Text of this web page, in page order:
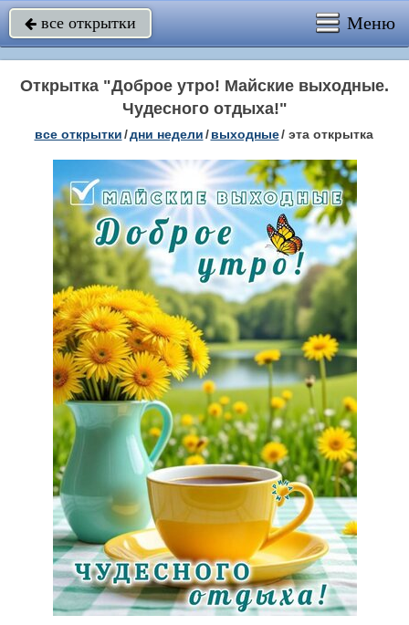
 все открытки Меню
Открытка "Доброе утро! Майские выходные.
Чудесного отдыха!"
все открытки/дни недели/ выходные/ эта открытка